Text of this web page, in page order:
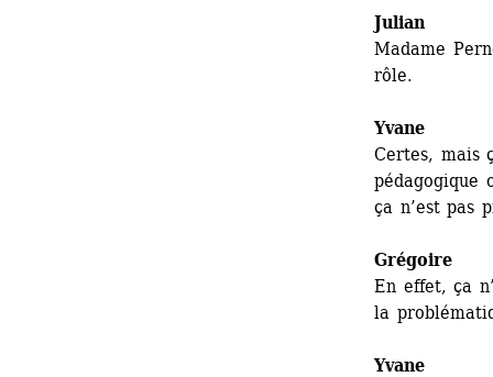
Julian
Madame
rôle.
Yvane
Certes, mais
pédagogique
ça n’est pas
Grégoire
En effet, ça
la
Yvane